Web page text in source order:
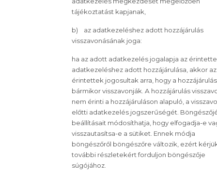
tájékoztatást kapjanak,
b) az adatkezeléshez adott hozzájárulás
visszavonásának joga:
ha az adott adatkezelés jogalapja az
adatkezeléshez adott hozzájárulása, akkor az
érintettek jogosultak arra, hogy a
bármikor visszavonják. A hozzájárulás
nem érinti a hozzájáruláson alapuló, a
előtti adatkezelés jogszerűségét.
beállításait módosíthatja, hogy elfogadja-e
visszautasítsa-e a sütiket. Ennek módja
böngészőről böngészőre változik, ezért
további részletekért forduljon böngészője
súgójához.